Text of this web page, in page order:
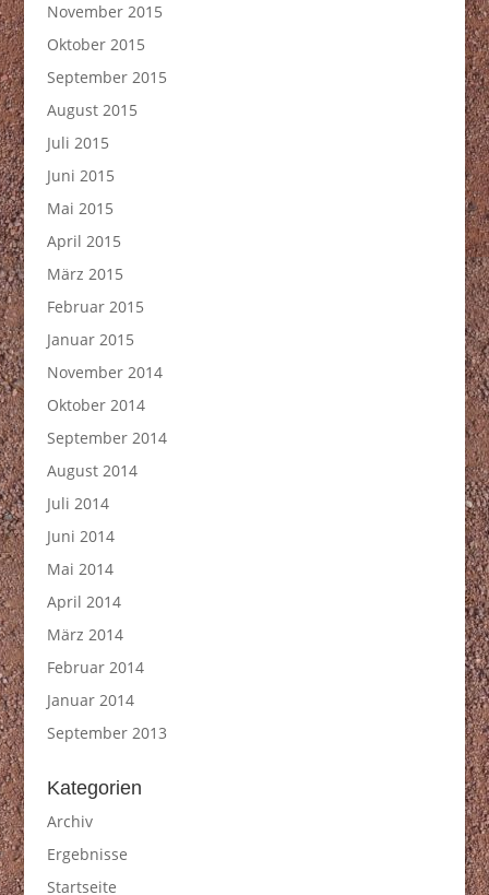
November 2015
Oktober 2015
September 2015
August 2015
Juli 2015
Juni 2015
Mai 2015
April 2015
März 2015
Februar 2015
Januar 2015
November 2014
Oktober 2014
September 2014
August 2014
Juli 2014
Juni 2014
Mai 2014
April 2014
März 2014
Februar 2014
Januar 2014
September 2013
Kategorien
Archiv
Ergebnisse
Startseite